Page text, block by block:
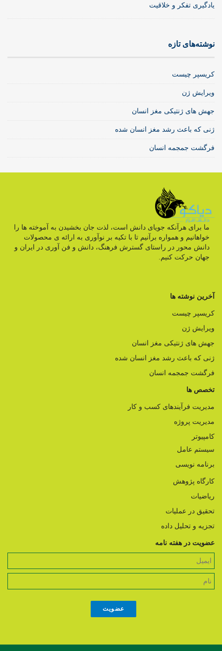
یادگیری تفکر و خلاقیت
نوشته‌های تازه
کریسپر چیست
ویرایش ژن
جهش های ژنتیکی مغز انسان
ژنی که باعث رشد مغز انسان شده
فرگشت جمجمه انسان
ما برای هرآنکه جویای دانش است، لذت جان بخشیدن به آموخته ها را
خواهانیم و همواره برآنیم تا با تکیه بر نوآوری به ارائه ی محصولات
دانش محور در راستای گسترش فرهنگ، دانش و فن آوری در ایران و
جهان حرکت کنیم.
آخرین نوشته ها
کریسپر چیست
ویرایش ژن
جهش های ژنتیکی مغز انسان
ژنی که باعث رشد مغز انسان شده
فرگشت جمجمه انسان
تخصص ها
مدیریت فرآیندهای کسب و کار
مدیریت پروژه
کامپیوتر
سیستم عامل
برنامه نویسی
کارگاه پژوهش
ریاضیات
تحقیق در عملیات
تجزیه و تحلیل داده
عضویت در هفته نامه